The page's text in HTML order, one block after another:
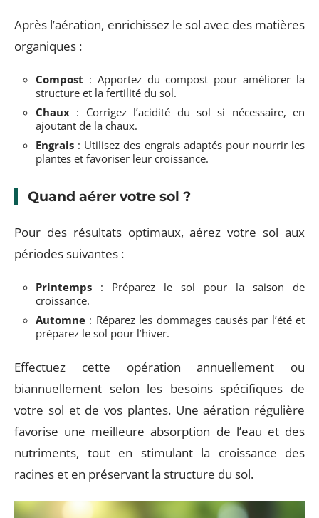
Après l’aération, enrichissez le sol avec des matières
organiques :
Compost : Apportez du compost pour améliorer la
structure et la fertilité du sol.
Chaux : Corrigez l’acidité du sol si nécessaire, en
ajoutant de la chaux.
Engrais : Utilisez des engrais adaptés pour nourrir les
plantes et favoriser leur croissance.
Quand aérer votre sol ?
Pour des résultats optimaux, aérez votre sol aux
périodes suivantes :
Printemps : Préparez le sol pour la saison de
croissance.
Automne : Réparez les dommages causés par l’été et
préparez le sol pour l’hiver.
Effectuez cette opération annuellement ou
biannuellement selon les besoins spécifiques de
votre sol et de vos plantes. Une aération régulière
favorise une meilleure absorption de l’eau et des
nutriments, tout en stimulant la croissance des
racines et en préservant la structure du sol.